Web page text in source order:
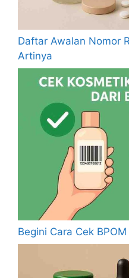
Daftar Awalan Nomor
Artinya
Begini Cara Cek